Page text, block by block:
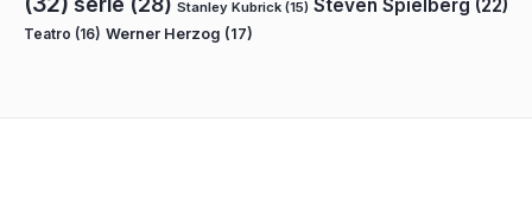
Stanley Kubrick (15) Steven Spielberg (22)
Teatro (16) Werner Herzog (17)